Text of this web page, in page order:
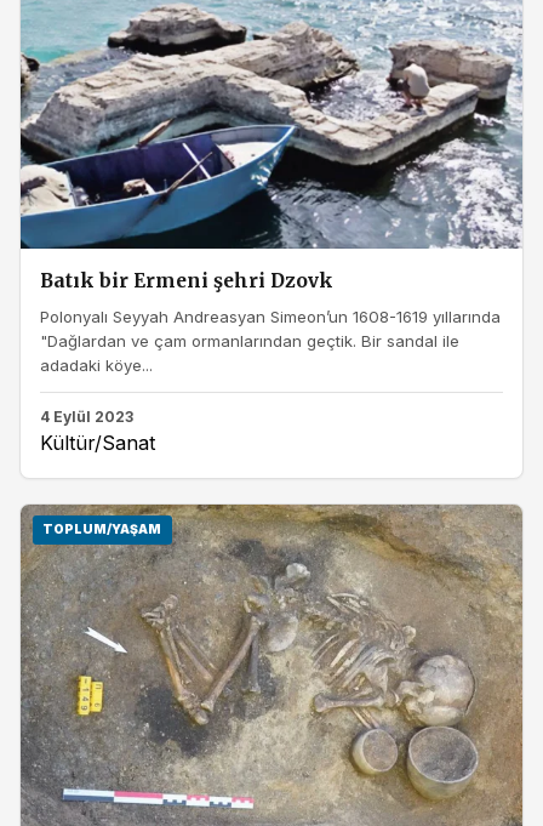
Batık bir Ermeni şehri Dzovk
Polonyalı Seyyah Andreasyan Simeon’un 1608-1619 yıllarında
"Dağlardan ve çam ormanlarından geçtik. Bir sandal ile
adadaki köye...
4 Eylül 2023
Kültür/Sanat
TOPLUM/YAŞAM